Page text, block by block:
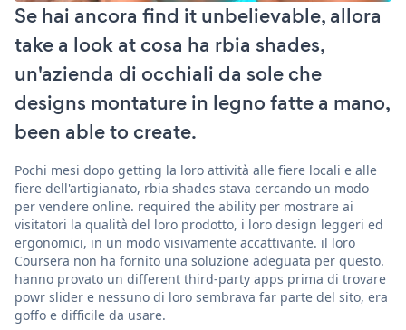
Se hai ancora find it unbelievable, allora
take a look at cosa ha rbia shades,
un'azienda di occhiali da sole che
designs montature in legno fatte a mano,
been able to create.
Pochi mesi dopo getting la loro attività alle fiere locali e alle
fiere dell'artigianato, rbia shades stava cercando un modo
per vendere online. required the ability per mostrare ai
visitatori la qualità del loro prodotto, i loro design leggeri ed
ergonomici, in un modo visivamente accattivante. il loro
Coursera non ha fornito una soluzione adeguata per questo.
hanno provato un different third-party apps prima di trovare
powr slider e nessuno di loro sembrava far parte del sito, era
goffo e difficile da usare.